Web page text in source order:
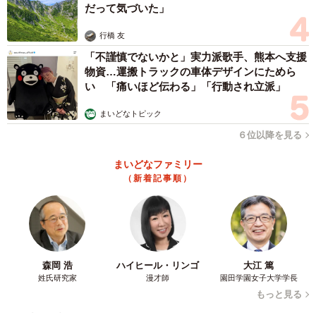
だって気づいた」
行橋 友
「不謹慎でないかと」実力派歌手、熊本へ支援
物資…運搬トラックの車体デザインにためら
い 「痛いほど伝わる」「行動され立派」
まいどなトピック
６位以降を見る
まいどなファミリー
（新着記事順）
森岡 浩
姓氏研究家
ハイヒール・リンゴ
漫才師
大江 篤
園田学園女子大学学長
もっと見る